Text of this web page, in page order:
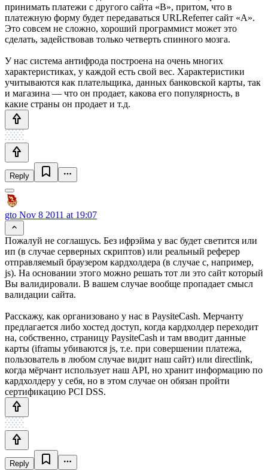
принимать платежи с другого сайта «B», притом, что в
платежную форму будет передаваться URLReferrer сайт «A».
Это совсем не сложно, хороший программист может это
сделать, задействовав только четверть спинного мозга.
У нас система антифрода построена на очень многих
характеристиках, у каждой есть свой вес. Характеристики
учитываются как плательщика, данных банковской карты, так
и магазина — что он продает, какова его популярность, в
какие страны он продает и т.д.
Reply
gto Nov 8 2011 at 19:07
Пожалуй не соглашусь. Без ифрэйма у вас будет светится или
ип (в случае серверных скриптов) или реальный реферер
отправляемый браузером кардхолдера (в случае с, например,
js). На основании этого можно решать тот ли это сайт который
Вы валидировали. В вашем случае вообще пропадает смысл
валидации сайта.
Расскажу, как организовано у нас в PaysiteCash. Мерчанту
предлагается либо хостед доступ, когда кардхолдер переходит
на, собственно, страницу PaysiteCash и там вводит данные
карты (iframы убиваются js, т.е. при совершении платежа,
пользователь в любом случае видит наш сайт) или directlink,
когда мёрчант использует наш API, но хранит информацию по
кардхолдеру у себя, но в этом случае он обязан пройти
сертификацию PCI DSS.
Reply